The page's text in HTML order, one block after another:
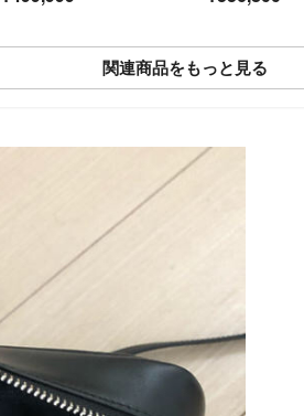
関連商品をもっと見る